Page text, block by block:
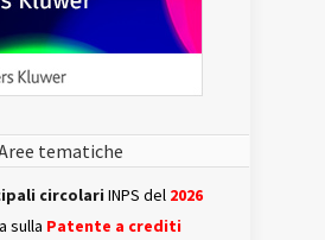
tematiche
circolari INPS del 2026
sulla Patente a crediti